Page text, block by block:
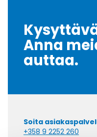
Anna
auttaa.
Soita
+358 9 2252 260